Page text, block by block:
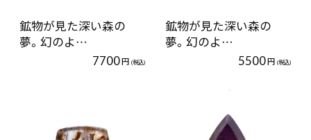
鉱物が見た深い森の
夢。幻のよ…
7700円 (税込)
鉱物が見た深い森の
夢。幻のよ…
5500円 (税込)